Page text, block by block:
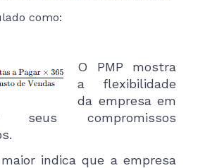
como:
O PMP mostra
a flexibilidade
da empresa em
seus compromissos
indica que a empresa